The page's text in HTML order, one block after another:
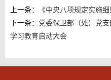
上一条：
《中央八项规定实施细
下一条： 党委保卫部（处）党
学习教育启动大会